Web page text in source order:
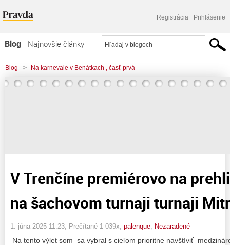
Registrácia Prihlásenie
Blog
Najnovšie články
Najčítanejšie články
Najkomentovanejšie články
Blog > Na karnevale v Benátkach , časť prvá
> V Trenčíne premiérovo na prehliadke hradu a na šachovom turnaji turnaji
V Trenčíne premiérovo na
na šachovom turnaji turnaji
1. júna 2025 11:23 , Prečítané 1 039x, palenque Nezaradené
Na tento výlet som sa vybral s cieľom prioritne navštíviť